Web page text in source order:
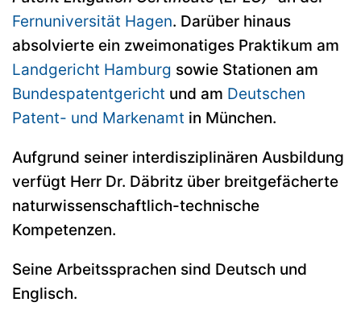
Fernuniversität Hagen. Darüber hinaus
absolvierte ein zweimonatiges Praktikum am
Landgericht Hamburg sowie Stationen am
Bundespatentgericht und am Deutschen
Patent- und Markenamt in München.
Aufgrund seiner interdisziplinären Ausbildung
verfügt Herr Dr. Däbritz über breitgefächerte
naturwissenschaftlich-technische
Kompetenzen.
Seine Arbeitssprachen sind Deutsch und
Englisch.